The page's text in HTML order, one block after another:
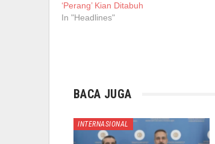
‘Perang’ Kian Ditabuh
In "Headlines"
BACA JUGA
INTERNASIONAL